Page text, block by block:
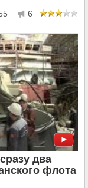
6
два
флота